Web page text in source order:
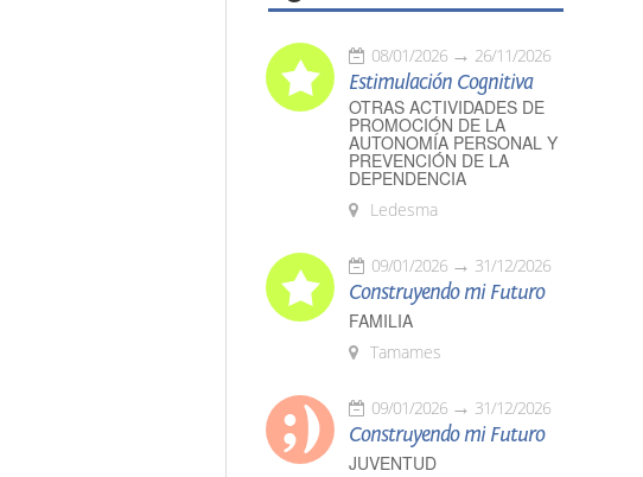
08/01/2026 26/11/2026
Estimulación Cognitiva
OTRAS ACTIVIDADES DE
PROMOCIÓN DE LA
AUTONOMÍA PERSONAL Y
PREVENCIÓN DE LA
DEPENDENCIA
Ledesma
09/01/2026 31/12/2026
Construyendo mi Futuro
FAMILIA
Tamames
09/01/2026 31/12/2026
Construyendo mi Futuro
JUVENTUD